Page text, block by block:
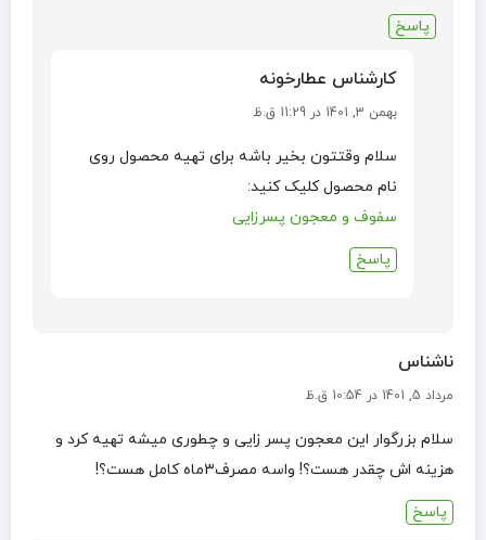
پاسخ
کارشناس عطارخونه
بهمن 3, 1401 در 11:29 ق.ظ
سلام وقتتون بخیر باشه برای تهیه محصول روی
نام محصول کلیک کنید:
سفوف و معجون پسرزایی
پاسخ
ناشناس
مرداد 5, 1401 در 10:54 ق.ظ
سلام بزرگوار این معجون پسر زایی و چطوری میشه تهیه کرد و
هزینه اش چقدر هست؟! واسه مصرف۳ماه کامل هست؟!
پاسخ